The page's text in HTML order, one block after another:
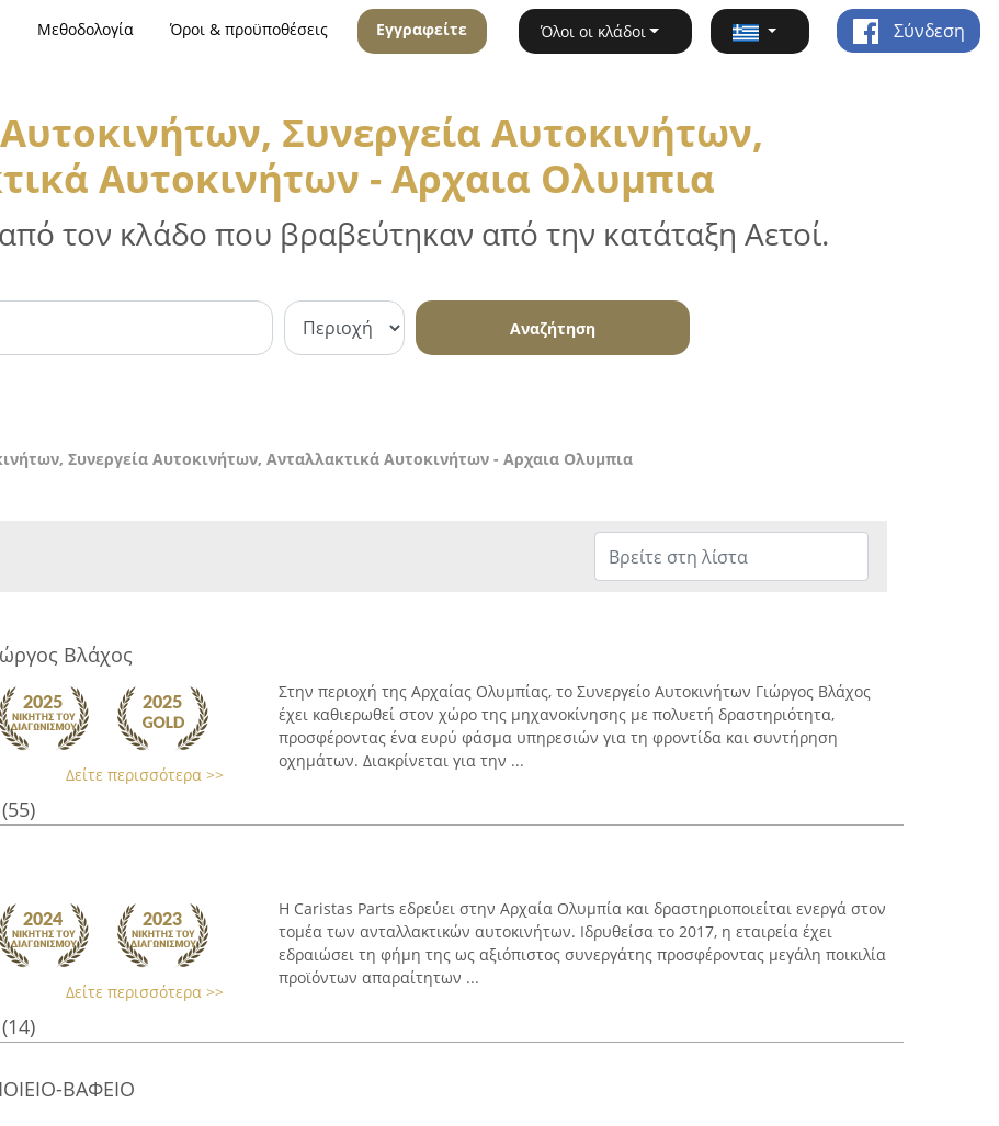
Μεθοδολογία Όροι & προϋποθέσεις Εγγραφείτε Όλοι οι κλάδοι Σύνδεση
Αυτοκινήτων, Συνεργεία Αυτοκινήτων,
Αυτοκινήτων - Αρχαια Ολυμπια
από τον κλάδο που βραβεύτηκαν από την κατάταξη Αετοί.
Αναζήτηση
Συνεργεία Αυτοκινήτων, Ανταλλακτικά Αυτοκινήτων - Αρχαια Ολυμπια
Βλάχος
Δείτε περισσότερα >>
(55)
Στην περιοχή της Αρχαίας Ολυμπίας, το Συνεργείο Αυτοκινήτων Γιώργος Βλάχος
έχει καθιερωθεί στον χώρο της μηχανοκίνησης με πολυετή δραστηριότητα,
προσφέροντας ένα ευρύ φάσμα υπηρεσιών για τη φροντίδα και συντήρηση
οχημάτων. Διακρίνεται για την ...
Δείτε περισσότερα >>
(14)
Η Caristas Parts εδρεύει στην Αρχαία Ολυμπία και δραστηριοποιείται ενεργά στον
τομέα των ανταλλακτικών αυτοκινήτων. Ιδρυθείσα το 2017, η εταιρεία έχει
εδραιώσει τη φήμη της ως αξιόπιστος συνεργάτης προσφέροντας μεγάλη ποικιλία
προϊόντων απαραίτητων ...
ΒΑΦΕΙΟ